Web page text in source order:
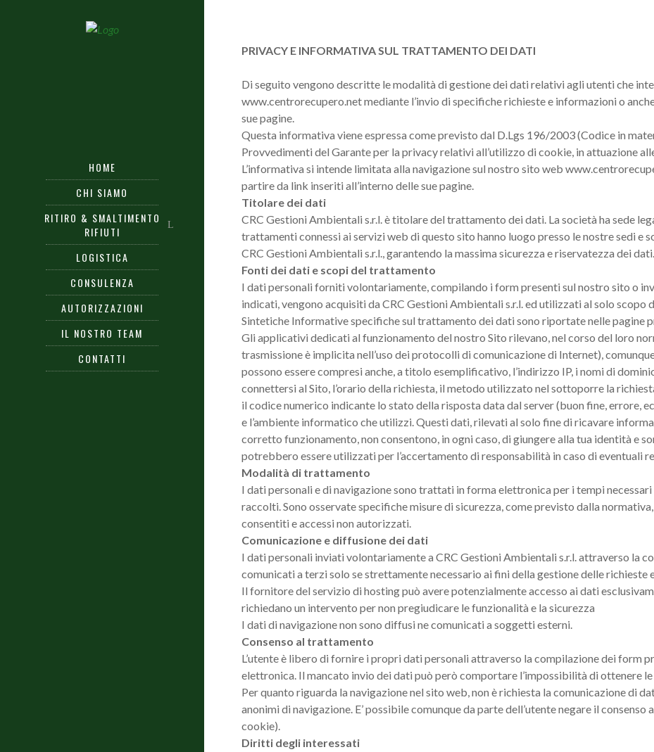
HOME
CHI SIAMO
RITIRO & SMALTIMENTO
RIFIUTI
LOGISTICA
CONSULENZA
AUTORIZZAZIONI
IL NOSTRO TEAM
CONTATTI
PRIVACY E INFORMATIVA SUL TRATTAMENTO DEI DATI
Di seguito vengono descritte le modalità di gestione dei dati relativi agli utenti che
www.centrorecupero.net mediante l’invio di specifiche richieste e informazioni o
sue pagine.
Questa informativa viene espressa come previsto dal D.Lgs 196/2003 (Codice in
Provvedimenti del Garante per la privacy relativi all’utilizzo di cookie, in attuazione
L’informativa si intende limitata alla navigazione sul nostro sito web
partire da link inseriti all’interno delle sue pagine.
Titolare dei dati
CRC Gestioni Ambientali s.r.l. è titolare del trattamento dei dati. La società ha sede
trattamenti connessi ai servizi web di questo sito hanno luogo presso le nostre sedi e
CRC Gestioni Ambientali s.r.l., garantendo la massima sicurezza e riservatezza dei dati.
Fonti dei dati e scopi del trattamento
I dati personali forniti volontariamente, compilando i form presenti sul nostro sito o
indicati, vengono acquisiti da CRC Gestioni Ambientali s.r.l. ed utilizzati al solo scopo
Sintetiche Informative specifiche sul trattamento dei dati sono riportate nelle pagine
Gli applicativi dedicati al funzionamento del nostro Sito rilevano, nel corso del loro
trasmissione è implicita nell’uso dei protocolli di comunicazione di Internet),
possono essere compresi anche, a titolo esemplificativo, l’indirizzo IP, i nomi di
connettersi al Sito, l’orario della richiesta, il metodo utilizzato nel sottoporre la
il codice numerico indicante lo stato della risposta data dal server (buon fine, errore,
e l’ambiente informatico che utilizzi. Questi dati, rilevati al solo fine di ricavare
corretto funzionamento, non consentono, in ogni caso, di giungere alla tua identità e
potrebbero essere utilizzati per l’accertamento di responsabilità in caso di eventuali
Modalità di trattamento
I dati personali e di navigazione sono trattati in forma elettronica per i tempi
raccolti. Sono osservate specifiche misure di sicurezza, come previsto dalla
consentiti e accessi non autorizzati.
Comunicazione e diffusione dei dati
I dati personali inviati volontariamente a CRC Gestioni Ambientali s.r.l. attraverso la
comunicati a terzi solo se strettamente necessario ai fini della gestione delle richieste
Il fornitore del servizio di hosting può avere potenzialmente accesso ai dati
richiedano un intervento per non pregiudicare le funzionalità e la sicurezza
I dati di navigazione non sono diffusi ne comunicati a soggetti esterni.
Consenso al trattamento
L’utente è libero di fornire i propri dati personali attraverso la compilazione dei form
elettronica. Il mancato invio dei dati può però comportare l’impossibilità di ottenere
Per quanto riguarda la navigazione nel sito web, non è richiesta la comunicazione di
anonimi di navigazione. E’ possibile comunque da parte dell’utente negare il
cookie).
Diritti degli interessati